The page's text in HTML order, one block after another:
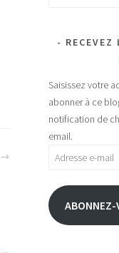
RECEVEZ
Saisissez votre
abonner à ce
notification de
email.
Adresse
mail
ABONNEZ-